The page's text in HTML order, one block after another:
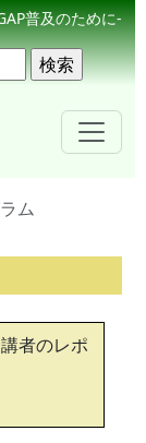
普及のために-
ム
者のレポ